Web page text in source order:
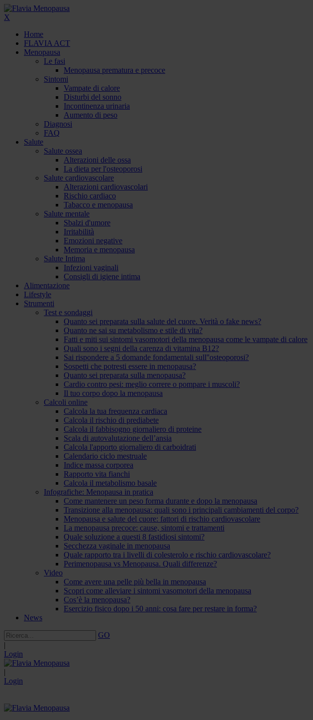
X
Home
FLAVIA ACT
Menopausa
Le fasi
Menopausa prematura e precoce
Sintomi
Vampate di calore
Disturbi del sonno
Incontinenza urinaria
Aumento di peso
Diagnosi
FAQ
Salute
Salute ossea
Alterazioni delle ossa
La dieta per l'osteoporosi
Salute cardiovascolare
Alterazioni cardiovascolari
Rischio cardiaco
Tabacco e menopausa
Salute mentale
Sbalzi d'umore
Irritabilità
Emozioni negative
Memoria e menopausa
Salute Intima
Infezioni vaginali
Consigli di igiene intima
Alimentazione
Lifestyle
Strumenti
Test e sondaggi
Quanto sei preparata sulla salute del cuore. Verità o fake news?
Quanto ne sai su metabolismo e stile di vita?
Fatti e miti sui sintomi vasomotori della menopausa come le vampate di calore
Quali sono i segni della carenza di vitamina B12?
Sai rispondere a 5 domande fondamentali sull''osteoporosi?
Sospetti che potresti essere in menopausa?
Quanto sei preparata sulla menopausa?
Cardio contro pesi: meglio correre o pompare i muscoli?
Il tuo corpo dopo la menopausa
Calcoli online
Calcola la tua frequenza cardiaca
Calcola il rischio di prediabete
Calcola il fabbisogno giornaliero di proteine
Scala di autovalutazione dell’ansia
Calcola l'apporto giornaliero di carboidrati
Calendario ciclo mestruale
Indice massa corporea
Rapporto vita fianchi
Calcola il metabolismo basale
Infografiche: Menopausa in pratica
Come mantenere un peso forma durante e dopo la menopausa
Transizione alla menopausa: quali sono i principali cambiamenti del corpo?
Menopausa e salute del cuore: fattori di rischio cardiovascolare
La menopausa precoce: cause, sintomi e trattamenti
Quale soluzione a questi 8 fastidiosi sintomi?
Secchezza vaginale in menopausa
Quale rapporto tra i livelli di colesterolo e rischio cardiovascolare?
Perimenopausa vs Menopausa. Quali differenze?
Video
Come avere una pelle più bella in menopausa
Scopri come alleviare i sintomi vasomotori della menopausa
Cos’è la menopausa?
Esercizio fisico dopo i 50 anni: cosa fare per restare in forma?
News
GO
|
Login
|
Login